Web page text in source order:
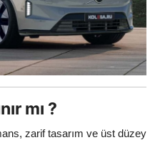
mı ?
zarif tasarım ve üst düzey